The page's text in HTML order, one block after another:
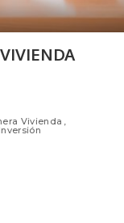
Vivienda
Inversión